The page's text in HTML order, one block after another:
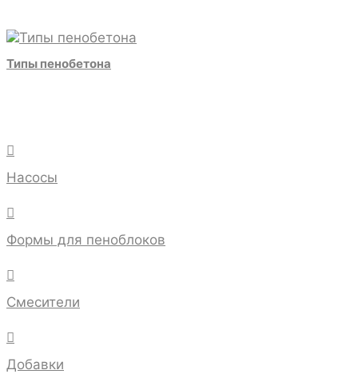
Типы пенобетона

Насосы

Формы для пеноблоков

Смесители

Добавки